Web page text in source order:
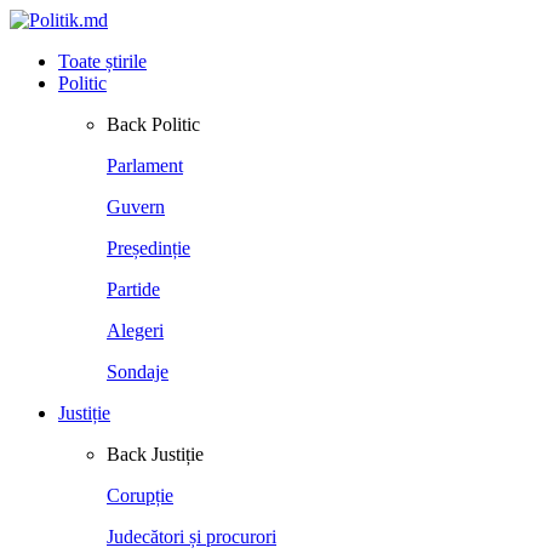
Toate știrile
Politic
Back Politic
Parlament
Guvern
Președinție
Partide
Alegeri
Sondaje
Justiție
Back Justiție
Corupție
Judecători și procurori